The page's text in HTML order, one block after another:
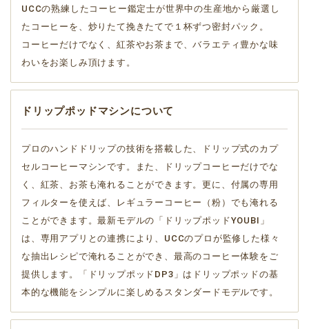
UCCの熟練したコーヒー鑑定士が世界中の生産地から厳選し
たコーヒーを、炒りたて挽きたてで１杯ずつ密封パック。
コーヒーだけでなく、紅茶やお茶まで、バラエティ豊かな味
わいをお楽しみ頂けます。
ドリップポッドマシンについて
プロのハンドドリップの技術を搭載した、ドリップ式のカプ
セルコーヒーマシンです。また、ドリップコーヒーだけでな
く、紅茶、お茶も淹れることができます。更に、付属の専用
フィルターを使えば、レギュラーコーヒー（粉）でも淹れる
ことができます。最新モデルの「ドリップポッドYOUBI」
は、専用アプリとの連携により、UCCのプロが監修した様々
な抽出レシピで淹れることができ、最高のコーヒー体験をご
提供します。「ドリップポッドDP3」はドリップポッドの基
本的な機能をシンプルに楽しめるスタンダードモデルです。